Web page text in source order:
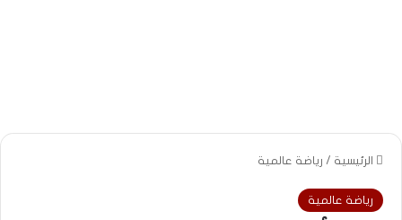
الرئيسية / رياضة عالمية
رياضة عالمية